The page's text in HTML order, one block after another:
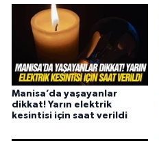
Manisa’da yaşayanlar
dikkat! Yarın elektrik
kesintisi için saat verildi